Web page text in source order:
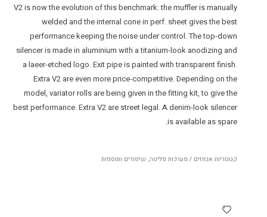
V2 is now the evolution of this benchmark: the muffler is manually
welded and the internal cone in perf. sheet gives the best
performance keeping the noise under control. The top-down
silencer is made in aluminium with a titanium-look anodizing and
a laeer-etched logo. Exit pipe is painted with transparent finish.
Extra V2 are even more price-competitive. Depending on the
model, variator rolls are being given in the fitting kit, to give the
best performance. Extra V2 are street legal. A denim-look silencer
is available as spare.
קטגוריות אגזוזים / מערכות פליטה, שיפורים ותוספות